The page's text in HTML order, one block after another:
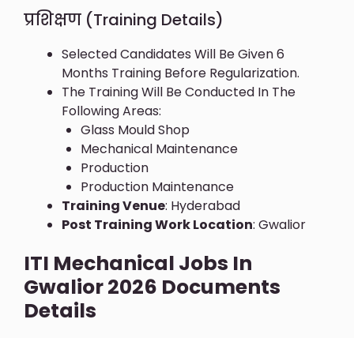
प्रशिक्षण (Training Details)
Selected Candidates Will Be Given 6
Months Training Before Regularization.
The Training Will Be Conducted In The
Following Areas:
Glass Mould Shop
Mechanical Maintenance
Production
Production Maintenance
Training Venue: Hyderabad
Post Training Work Location: Gwalior
ITI Mechanical Jobs In
Gwalior 2026 Documents
Details